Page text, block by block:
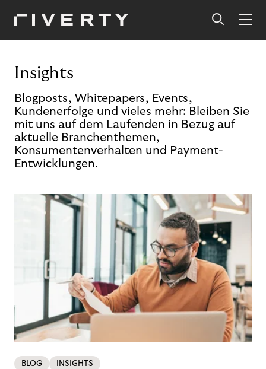
Insights
Blogposts, Whitepapers, Events,
Kundenerfolge und vieles mehr: Bleiben Sie
mit uns auf dem Laufenden in Bezug auf
aktuelle Branchenthemen,
Konsumentenverhalten und Payment-
Entwicklungen.
BLOG INSIGHTS